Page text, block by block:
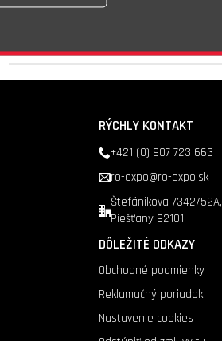
RÝCHLY KONTAKT
+421 (0) 907 723 663
ro-expo@ro-expo.sk
Štefánikova 7342/52A,
Piešťany 92101
DÔLEŽITÉ ODKAZY
Obchodné podmienky
Reklamačný poriadok
Nastavenie cookies